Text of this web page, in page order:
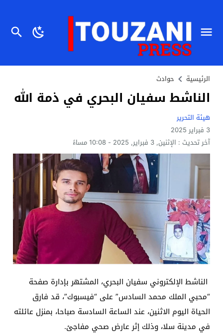
الرئيسية حوادث
الناشط سفيان البحري في ذمة الله
هيئة التحرير
3 فبراير 2025
آخر تحديث : الإثنين, 3 فبراير, 2025 - 10:08 مساءً
الناشط الإلكتروني سفيان البحري، المشتهر بإدارة صفحة
“محبي الملك محمد السادس” على “فيسبوك”، قد فارق
الحياة اليوم الاثنين، عند الساعة السادسة صباحا، بمنزل عائلته
في مدينة سلا، وذلك إثر عارض صحي مفاجئ.